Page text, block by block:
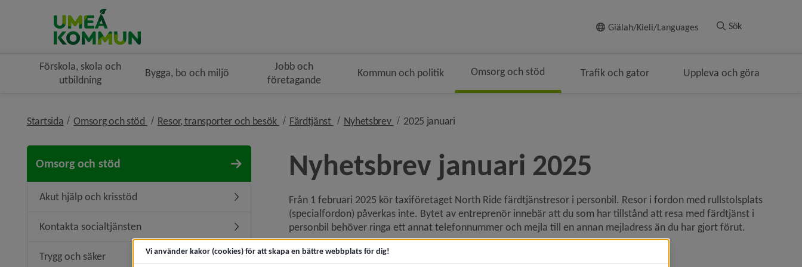
Giälah/Kieli/Languages Sök
Förskola, skola och
utbildning
Bygga, bo och miljö
Jobb och
företagande
Kommun och politik Omsorg och stöd Trafik och gator Uppleva och göra
Startsida Omsorg och stöd nivå i brödsmulenavigeringen
Resor, transporter och besök nivå i brödsmulenavigeringen
Färdtjänst nivå i brödsmulenavigeringen
Nyhetsbrev nivå i brödsmulenavigeringen
2025 januarinivå i brödsmulenavigeringen
Omsorg och stöd
Akut hjälp och krisstöd Undermeny för Akut hjälp och krisstöd
Kontakta socialtjänsten Undermeny för Kontakta socialtjänsten
Trygg och säker
Nyhetsbrev januari 2025
Från 1 februari 2025 kör taxiföretaget North Ride färdtjänstresor i personbil. Resor i fordon med rullstolsplats
(specialfordon) påverkas inte. Bytet av entreprenör innebär att du som har tillstånd att resa med färdtjänst i
personbil behöver ringa ett annat telefonnummer och mejla till en annan mejladress än du har gjort förut.
Bokning av färdtjänstresor
Vi använder kakor (cookies) för att skapa en bättre webbplats för dig!